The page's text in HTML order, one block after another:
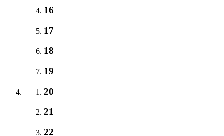
16
17
18
19
20
21
22